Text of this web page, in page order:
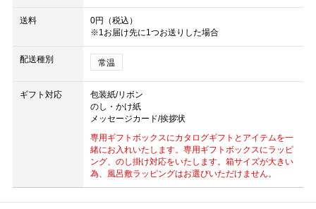
送料
0円（税込）
※1お届け先に1つお送りした場合
配送種別 常温
ギフト対応
包装紙/リボン
のし・かけ紙
メッセージカード/挨拶状
専用ギフトボックスにカタログギフトとアイテムを一
緒にお入れいたします。専用ギフトボックスにラッピ
ング、のし掛け対応をいたします。箱サイズが大きい
為、風呂敷ラッピングはお選びいただけません。